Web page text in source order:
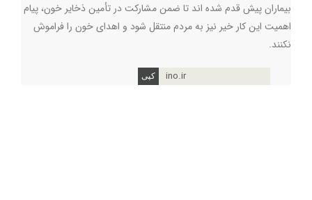
بیماران پیش قدم شده اند تا ضمن مشارکت در تأمین ذخایر خون، پیام
اهمیت این کار خیر نیز به مردم منتقل شود و اهدای خون را فراموش
نکنند.
ino.ir